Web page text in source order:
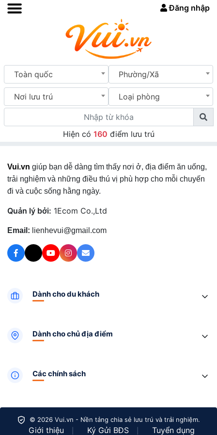
Đăng nhập
Toàn quốc Phường/Xã
Nơi lưu trú Loại phòng
Hiện có 160 điểm lưu trú
Vui.vn giúp bạn dễ dàng tìm thấy nơi ở, địa điểm ăn uống,
trải nghiệm và những điều thú vị phù hợp cho mỗi chuyến
đi và cuộc sống hằng ngày.
Quản lý bởi: 1Ecom Co.,Ltd
Email: lienhevui@gmail.com
Dành cho du khách
Dành cho chủ địa điểm
Các chính sách
© 2026 Vui.vn - Nền tảng chia sẻ lưu trú và trải nghiệm.
Giới thiệu Ký Gửi BĐS Tuyển dụng